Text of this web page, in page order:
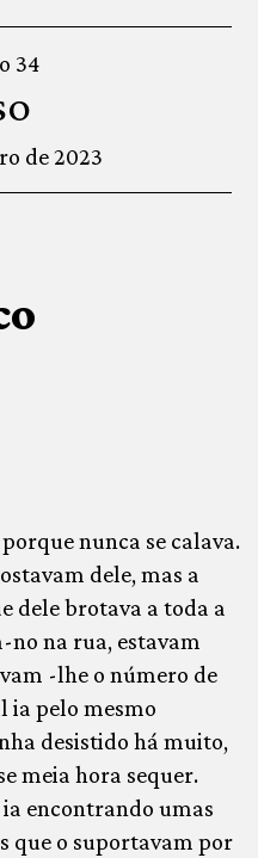
34
de 2023
nunca se calava.
dele, mas a
dele brotava a toda a
no na rua, estavam
-lhe o número de
ia pelo mesmo
desistido há muito,
meia hora sequer.
encontrando umas
que o suportavam por